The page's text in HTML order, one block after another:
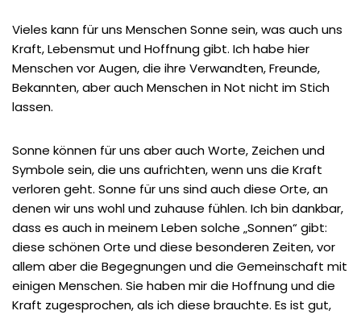
Vieles kann für uns Menschen Sonne sein, was auch uns
Kraft, Lebensmut und Hoffnung gibt. Ich habe hier
Menschen vor Augen, die ihre Verwandten, Freunde,
Bekannten, aber auch Menschen in Not nicht im Stich
lassen.
Sonne können für uns aber auch Worte, Zeichen und
Symbole sein, die uns aufrichten, wenn uns die Kraft
verloren geht. Sonne für uns sind auch diese Orte, an
denen wir uns wohl und zuhause fühlen. Ich bin dankbar,
dass es auch in meinem Leben solche „Sonnen“ gibt:
diese schönen Orte und diese besonderen Zeiten, vor
allem aber die Begegnungen und die Gemeinschaft mit
einigen Menschen. Sie haben mir die Hoffnung und die
Kraft zugesprochen, als ich diese brauchte. Es ist gut,